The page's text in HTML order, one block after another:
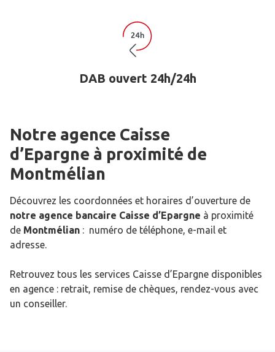
DAB ouvert 24h/24h
Notre agence Caisse
d’Epargne à proximité de
Montmélian
Découvrez les coordonnées et horaires d’ouverture de
notre agence bancaire Caisse d’Epargne à proximité
de Montmélian : numéro de téléphone, e-mail et
adresse.
Retrouvez tous les services Caisse d’Epargne disponibles
en agence : retrait, remise de chèques, rendez-vous avec
un conseiller.